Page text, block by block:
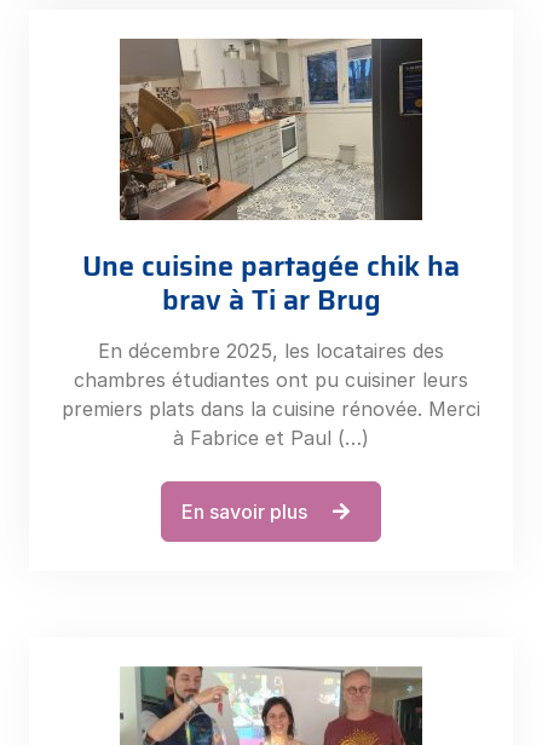
Une cuisine partagée chik ha
brav à Ti ar Brug
En décembre 2025, les locataires des
chambres étudiantes ont pu cuisiner leurs
premiers plats dans la cuisine rénovée. Merci
à Fabrice et Paul (…)
En savoir plus